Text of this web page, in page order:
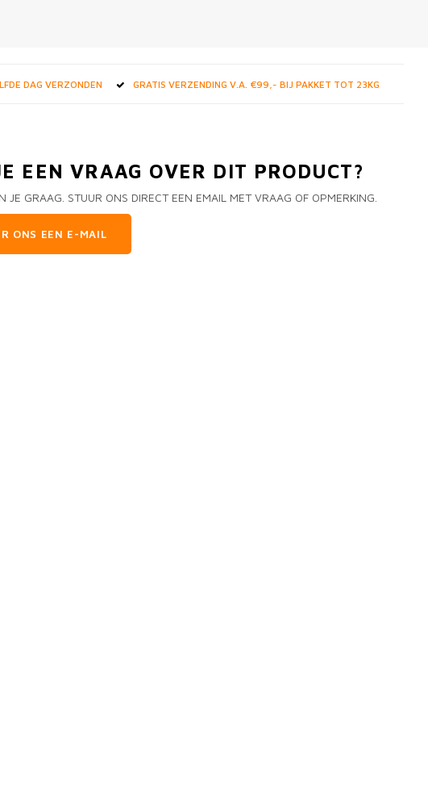
DAG VERZONDEN GRATIS VERZENDING V.A. €99,- BIJ PAKKET TOT 23KG
EEN VRAAG OVER DIT PRODUCT?
JE GRAAG. STUUR ONS DIRECT EEN EMAIL MET VRAAG OF OPMERKING.
ONS EEN E-MAIL